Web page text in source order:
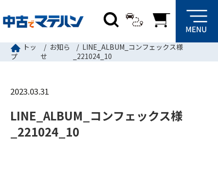
トッ
プ
お知ら
せ
LINE_ALBUM_コンフェックス様
_221024_10
2023.03.31
LINE_ALBUM_コンフェックス様
_221024_10